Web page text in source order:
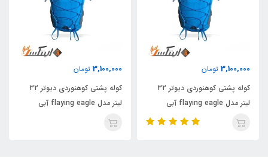
3,100,000 تومان
کوله پشتی کوهنوردی دیوتر 32
لیتر مدل flaying eagle آبی
3,100,000 تومان
کوله پشتی کوهنوردی دیوتر 32
لیتر مدل flaying eagle آبی